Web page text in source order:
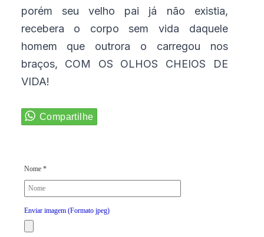
porém seu velho pai já não existia,
recebera o corpo sem vida daquele
homem que outrora o carregou nos
braços, COM OS OLHOS CHEIOS DE
VIDA!
Nome *
Enviar imagem (Formato jpeg)